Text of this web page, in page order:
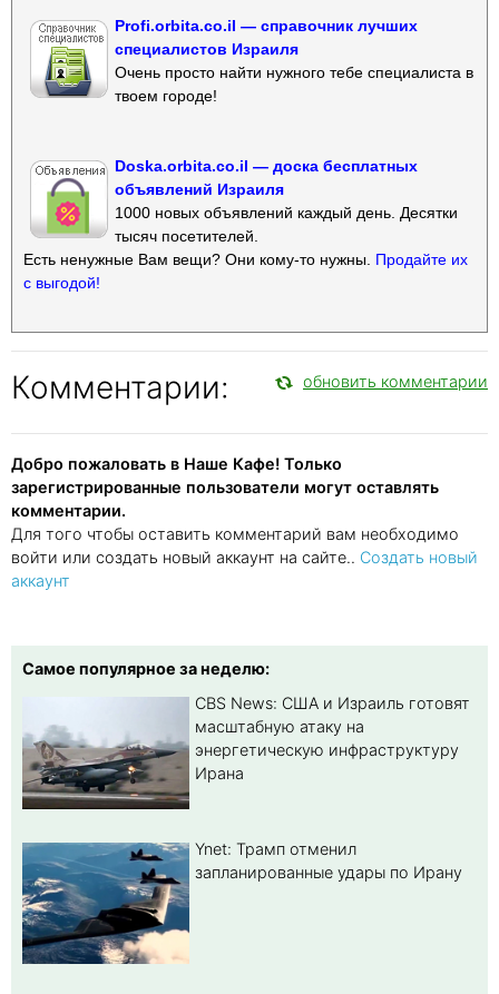
Profi.orbita.co.il — справочник лучших
специалистов Израиля
Очень просто найти нужного тебе специалиста в
твоем городе!
Doska.orbita.co.il — доска бесплатных
объявлений Израиля
1000 новых объявлений каждый день. Десятки
тысяч посетителей.
Есть ненужные Вам вещи? Они кому-то нужны. Продайте их
с выгодой!
Комментарии: обновить комментарии
Добро пожаловать в Наше Кафе! Только
зарегистрированные пользователи могут оставлять
комментарии.
Для того чтобы оставить комментарий вам необходимо
войти или создать новый аккаунт на сайте.. Создать новый
аккаунт
Самое популярное за неделю:
CBS News: США и Израиль готовят
масштабную атаку на
энергетическую инфраструктуру
Ирана
Ynet: Трамп отменил
запланированные удары по Ирану